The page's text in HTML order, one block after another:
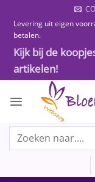
naar
inhoud
Levering uit eigen
betalen.
Kijk bij de
artikelen!
Zoeken